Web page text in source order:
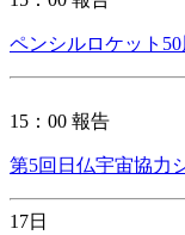
ペンシルロケット
15：00 報告
第5回日仏宇宙協力
17日